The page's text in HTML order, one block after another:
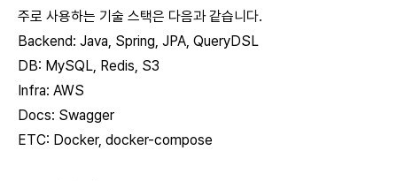
주로 사용하는 기술 스택은 다음과 같습니다.
Backend: Java, Spring, JPA, QueryDSL
DB: MySQL, Redis, S3
Infra: AWS
Docs: Swagger
ETC: Docker, docker-compose